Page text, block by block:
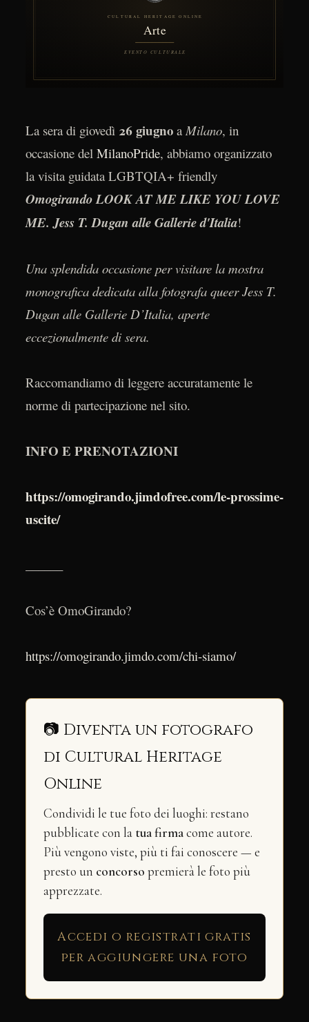
La sera di giovedì 26 giugnoa Milano, in
occasione del MilanoPride, abbiamo organizzato
la visita guidata LGBTQIA+ friendly
Omogirando LOOK AT ME LIKE YOU LOVE
ME. Jess T. Dugan alle Gallerie d'Italia!
Una splendida occasione per visitare la mostra
monografica dedicata alla fotografa queer Jess T.
Dugan alle Gallerie D’Italia, aperte
eccezionalmente di sera.
Raccomandiamo di leggere accuratamente le
norme di partecipazione nel sito.
INFO E PRENOTAZIONI
https://omogirando.jimdofree.com/le-prossime-
uscite/
Cos’è OmoGirando?
https://omogirando.jimdo.com/chi-siamo/
📷 Diventa un fotografo
di Cultural Heritage
Online
Condividi le tue foto dei luoghi: restano
pubblicate con la tua firmacome autore.
Più vengono viste, più ti fai conoscere — e
presto un concorso premierà le foto più
apprezzate.
Accedi o registrati gratis
per aggiungere una foto